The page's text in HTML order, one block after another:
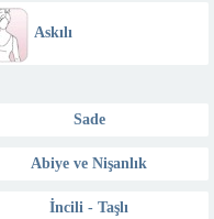
Askılı
Sade
Abiye ve Nişanlık
İncili - Taşlı